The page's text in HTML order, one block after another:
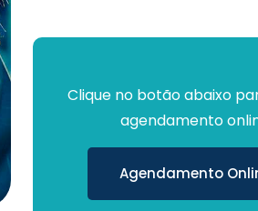
Clique no botão abaixo
agendamento
Agendamento